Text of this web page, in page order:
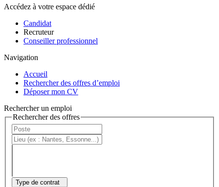
Accédez à votre espace dédié
Candidat
Recruteur
Conseiller professionnel
Navigation
Accueil
Rechercher des offres d’emploi
Déposer mon CV
Rechercher un emploi
Rechercher des offres
Type de contrat